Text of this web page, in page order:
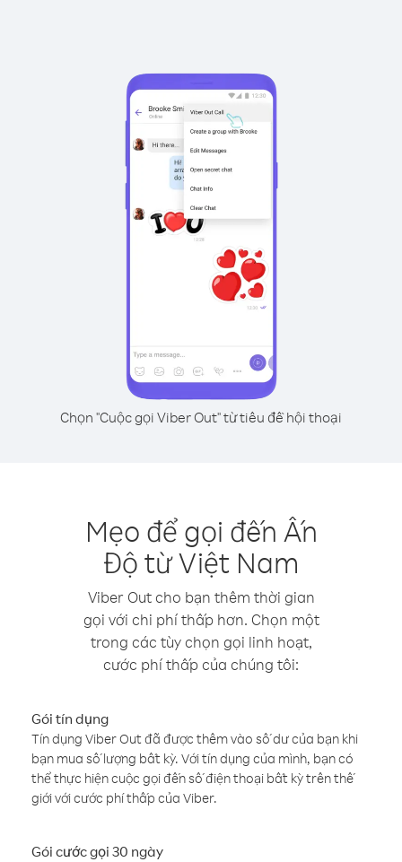
Chọn "Cuộc gọi Viber Out" từ tiêu đề hội thoại
Mẹo để gọi đến Ấn
Độ từ Việt Nam
Viber Out cho bạn thêm thời gian
gọi với chi phí thấp hơn. Chọn một
trong các tùy chọn gọi linh hoạt,
cước phí thấp của chúng tôi:
Gói tín dụng
Tín dụng Viber Out đã được thêm vào số dư của bạn khi
bạn mua số lượng bất kỳ. Với tín dụng của mình, bạn có
thể thực hiện cuộc gọi đến số điện thoại bất kỳ trên thế
giới với cước phí thấp của Viber.
Gói cước gọi 30 ngày